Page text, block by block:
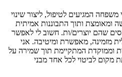
משפחה המגיעים לטיפול, ליצור שינוי
ומאומצת ותוך התבוננות אמיתית
שהם יוצרים/ות. חשוב לי לאפשר
מזמינה, מאפשרת ומיטיבה. אני
וממוקדת המתקיימת תוך שמירה על
מקום לביטוי לכל אחד מבני